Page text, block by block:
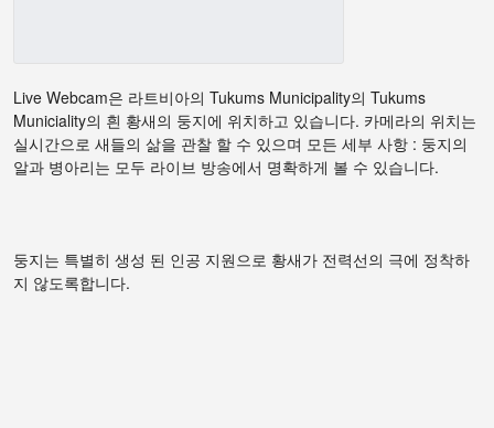
Live Webcam은 라트비아의 Tukums Municipality의 Tukums
Municiality의 흰 황새의 둥지에 위치하고 있습니다. 카메라의 위치는
실시간으로 새들의 삶을 관찰 할 수 있으며 모든 세부 사항 : 둥지의
알과 병아리는 모두 라이브 방송에서 명확하게 볼 수 있습니다.
둥지는 특별히 생성 된 인공 지원으로 황새가 전력선의 극에 정착하
지 않도록합니다.